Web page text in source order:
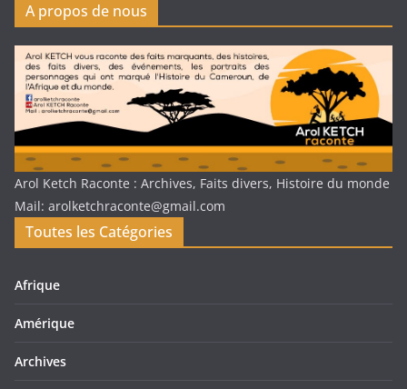
A propos de nous
Arol Ketch Raconte : Archives, Faits divers, Histoire du monde
Mail: arolketchraconte@gmail.com
Toutes les Catégories
Afrique
Amérique
Archives